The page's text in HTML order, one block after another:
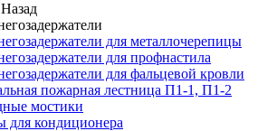
Назад
для металлочерепицы
для профнастила
для фальцевой кровли
пожарная лестница П1-1, П1-2
мостики
для кондиционера